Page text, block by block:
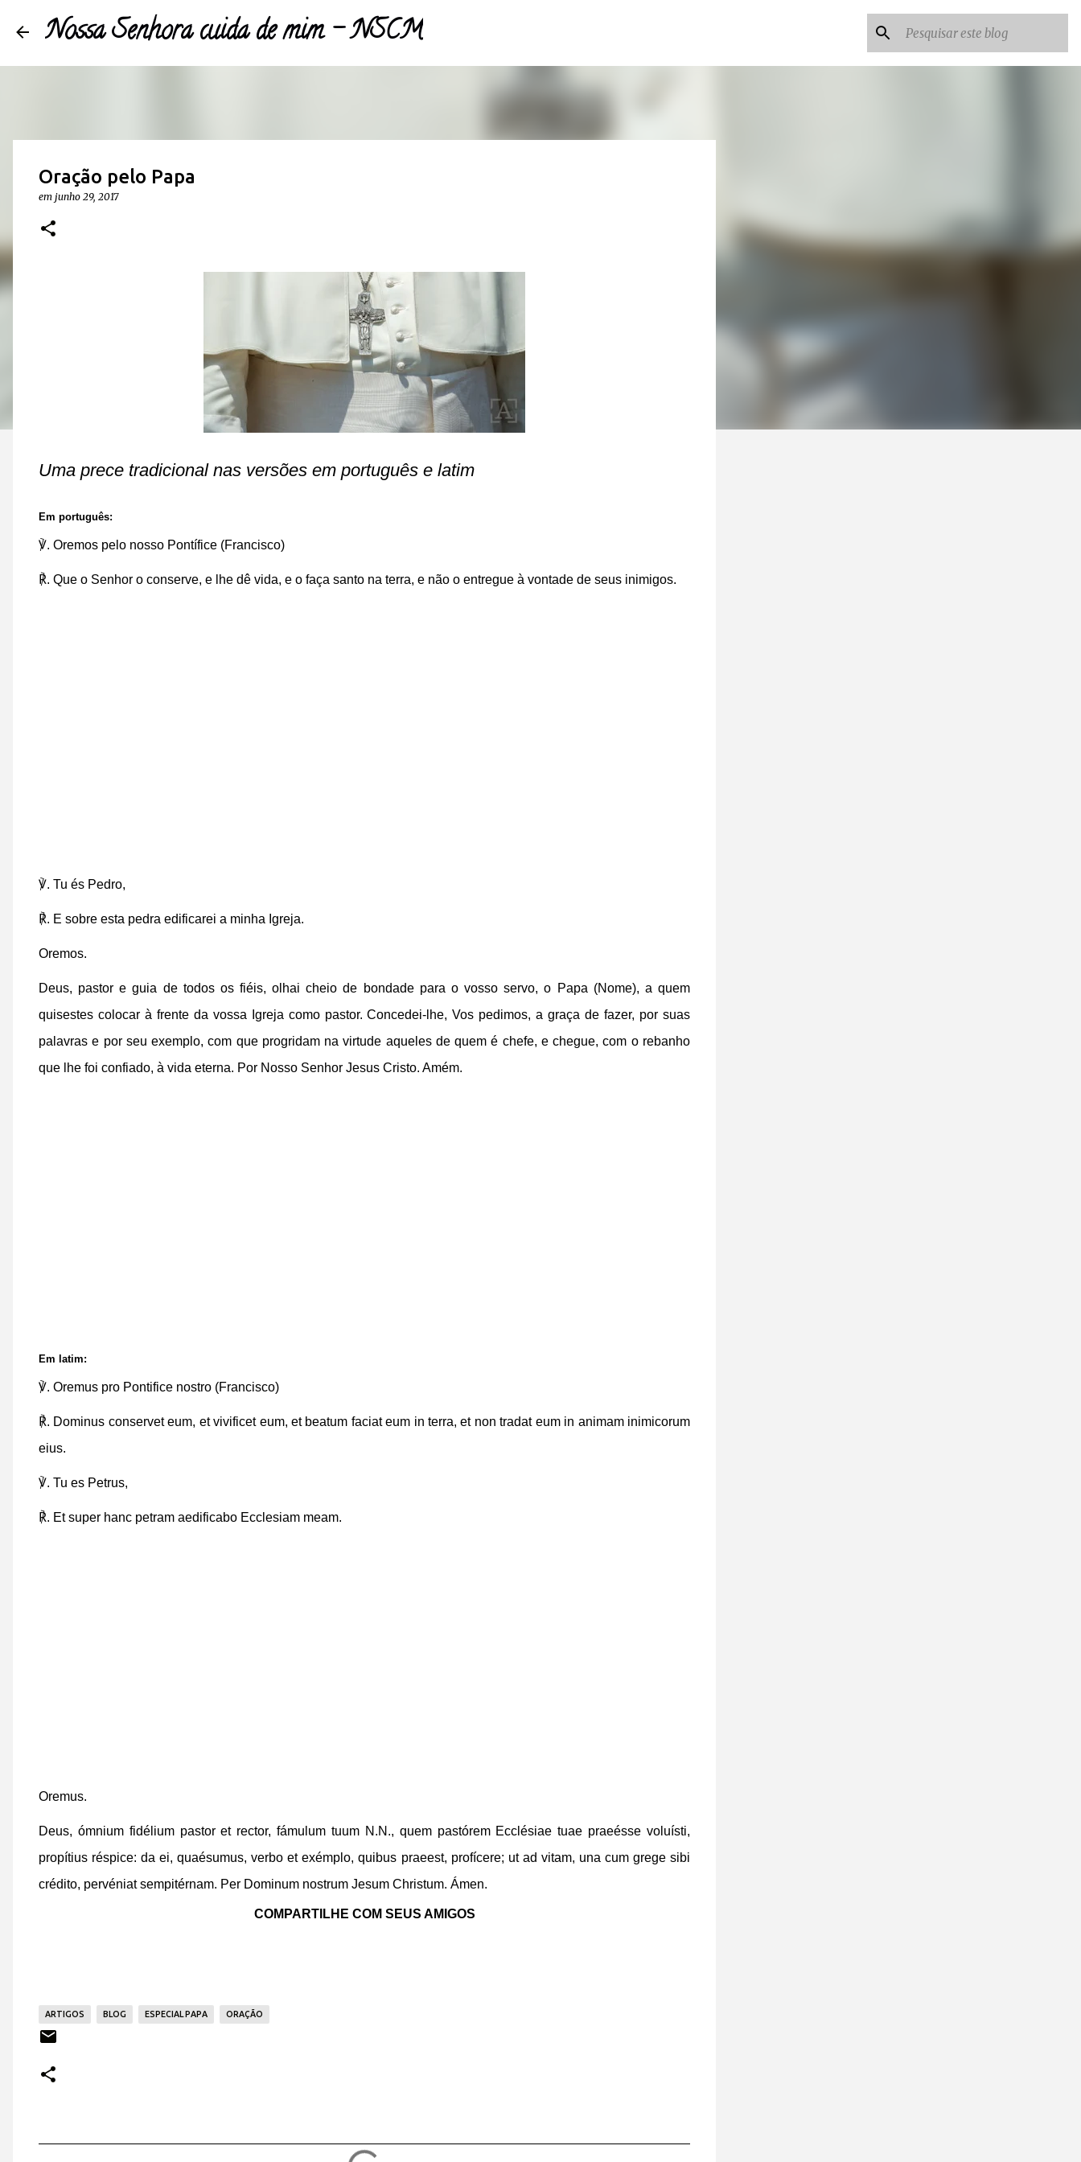
Nossa Senhora cuida de mim - NSCM
Oração pelo Papa
em junho 29, 2017
Uma prece tradicional nas versões em português e latim
Em português:
℣. Oremos pelo nosso Pontífice (Francisco)
℟. Que o Senhor o conserve, e lhe dê vida, e o faça santo na terra, e não o entregue à vontade de seus inimigos.
℣. Tu és Pedro,
℟. E sobre esta pedra edificarei a minha Igreja.
Oremos.
Deus, pastor e guia de todos os fiéis, olhai cheio de bondade para o vosso servo, o Papa (Nome), a quem
quisestes colocar à frente da vossa Igreja como pastor. Concedei-lhe, Vos pedimos, a graça de fazer, por suas
palavras e por seu exemplo, com que progridam na virtude aqueles de quem é chefe, e chegue, com o rebanho
que lhe foi confiado, à vida eterna. Por Nosso Senhor Jesus Cristo. Amém.
Em latim:
℣. Oremus pro Pontifice nostro (Francisco)
℟. Dominus conservet eum, et vivificet eum, et beatum faciat eum in terra, et non tradat eum in animam inimicorum
eius.
℣. Tu es Petrus,
℟. Et super hanc petram aedificabo Ecclesiam meam.
Oremus.
Deus, ómnium fidélium pastor et rector, fámulum tuum N.N., quem pastórem Ecclésiae tuae praeésse voluísti,
propítius réspice: da ei, quaésumus, verbo et exémplo, quibus praeest, profícere; ut ad vitam, una cum grege sibi
crédito, pervéniat sempitérnam. Per Dominum nostrum Jesum Christum. Ámen.
COMPARTILHE COM SEUS AMIGOS
ARTIGOS BLOG ESPECIAL PAPA ORAÇÃO